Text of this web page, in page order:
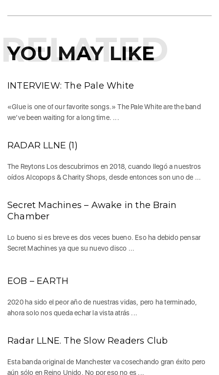
YOU MAY LIKE
RELATED
INTERVIEW: The Pale White
«Glue is one of our favorite songs.» The Pale White are the band
we’ve been waiting for a long time. ...
RADAR LLNE (1)
The Reytons Los descubrimos en 2018, cuando llegó a nuestros
oídos Alcopops & Charity Shops, desde entonces son uno de ...
Secret Machines – Awake in the Brain
Chamber
Lo bueno si es breve es dos veces bueno. Eso ha debido pensar
Secret Machines ya que su nuevo disco ...
EOB – EARTH
2020 ha sido el peor año de nuestras vidas, pero ha terminado,
ahora solo nos queda echar la vista atrás ...
Radar LLNE. The Slow Readers Club
Esta banda original de Manchester va cosechando gran éxito pero
aún sólo en Reino Unido. No por eso no es ...